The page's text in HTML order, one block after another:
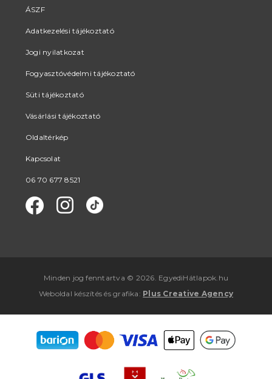
ÁSZF
Adatkezelési tájékoztató
Jogi nyilatkozat
Fogyasztóvédelmi tájékoztató
Süti tájékoztató
Vásárlási tájékoztató
Oldaltérkép
Kapcsolat
06 70 677 8521
Minden jog fenntartva © 2026. EgyediHátlapok.hu
Weboldal készítés ésgrafika : Plus Creative Agency